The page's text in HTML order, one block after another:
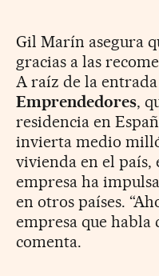
Gil Marín asegura
gracias a las
A raíz de la
Emprendedores,
residencia en
invierta medio
vivienda en el país,
empresa ha
en otros países.
empresa que habla
comenta.